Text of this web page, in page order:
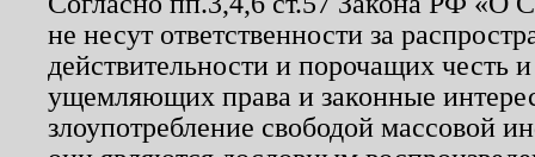
не несут ответственности за
действительности и порочащих честь
ущемляющих права и законные
злоупотребление свободой массовой